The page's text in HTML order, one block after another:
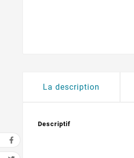
La description
Descriptif